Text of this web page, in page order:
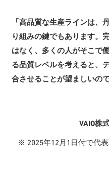
「高品質な生産ラインは、
り組みの鍵でもあります。
はなく、多くの人がそこで
る品質レベルを考えると、
合させることが望ましいので
VAIO株
※ 2025年12月1日付で代